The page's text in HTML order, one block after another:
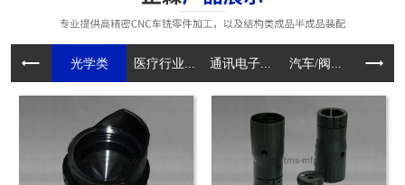
光学类 医疗行业... 通讯电子... 汽车/阀... 电动工